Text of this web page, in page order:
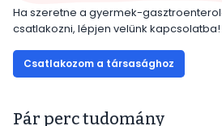
Ha szeretne a gyermek-
csatlakozni, lépjen velünk kapcsolatba!
Csatlakozom a társasághoz
Pár perc tudomány